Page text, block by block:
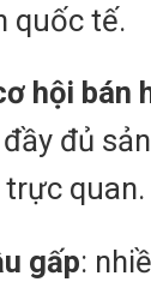
quốc tế.
hội bán
đủ
quan.
gấp: